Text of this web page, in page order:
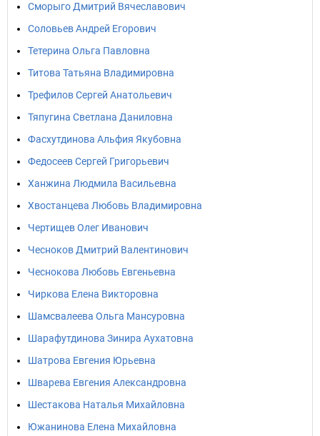
Сморыго Дмитрий Вячеславович
Соловьев Андрей Егорович
Тетерина Ольга Павловна
Титова Татьяна Владимировна
Трефилов Сергей Анатольевич
Тяпугина Светлана Даниловна
Фасхутдинова Альфия Якубовна
Федосеев Сергей Григорьевич
Ханжина Людмила Васильевна
Хвостанцева Любовь Владимировна
Чертищев Олег Иванович
Чесноков Дмитрий Валентинович
Чеснокова Любовь Евгеньевна
Чиркова Елена Викторовна
Шамсвалеева Ольга Мансуровна
Шарафутдинова Зинира Аухатовна
Шатрова Евгения Юрьевна
Шварева Евгения Александровна
Шестакова Наталья Михайловна
Южанинова Елена Михайловна